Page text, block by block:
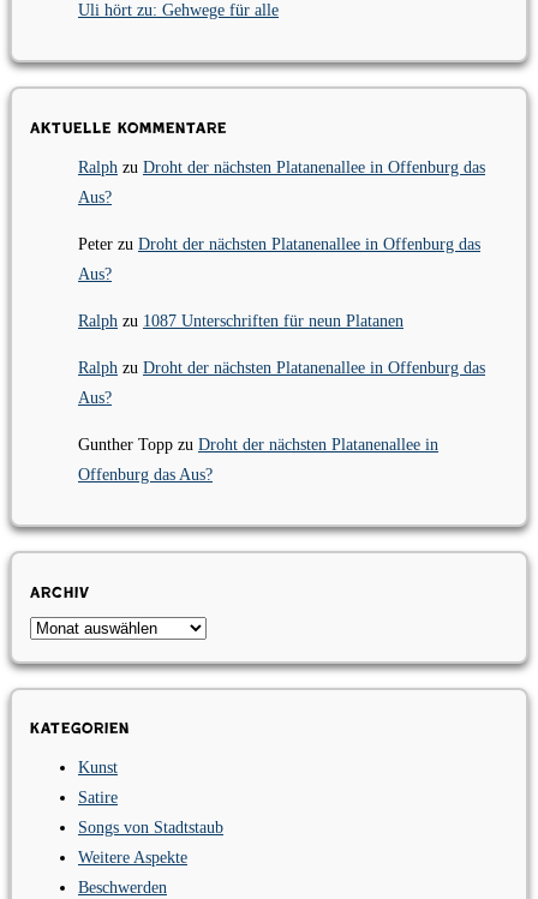
Uli hört zu: Gehwege für alle
Aktuelle Kommentare
Ralph zu Droht der nächsten Platanenallee in Offenburg das
Aus?
Peter zu Droht der nächsten Platanenallee in Offenburg das
Aus?
Ralph zu 1087 Unterschriften für neun Platanen
Ralph zu Droht der nächsten Platanenallee in Offenburg das
Aus?
Gunther Topp zu Droht der nächsten Platanenallee in
Offenburg das Aus?
Archiv
Archiv
Kategorien
Kunst
Satire
Songs von Stadtstaub
Weitere Aspekte
Beschwerden